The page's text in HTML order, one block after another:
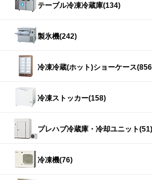
テーブル冷凍冷蔵庫(134)
製氷機(242)
冷凍冷蔵(ホット)ショーケース
冷凍ストッカー(158)
プレハブ冷蔵庫・冷却ユニット(51)
冷凍機(76)